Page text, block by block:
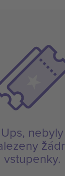
Ups, nebyly
vstupenky.